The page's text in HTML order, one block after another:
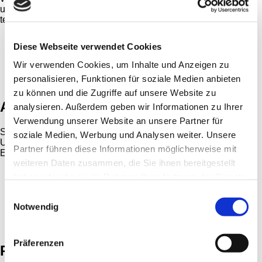
Diese Webseite verwendet Cookies
Wir verwenden Cookies, um Inhalte und Anzeigen zu
personalisieren, Funktionen für soziale Medien anbieten
zu können und die Zugriffe auf unsere Website zu
analysieren. Außerdem geben wir Informationen zu Ihrer
Verwendung unserer Website an unsere Partner für
soziale Medien, Werbung und Analysen weiter. Unsere
Partner führen diese Informationen möglicherweise mit
weiteren Daten zusammen, die Sie ihnen bereitgestellt
Notwendig
Präferenzen
um. Und nach der erfolgreichen Installation bleiben wir mit
technischem Service an Ihrer Seite.
Installieren
Service und Support
Wartung
Schulung
Anwendungsgebiete
Sie suchen noch nach einer konkreten Lösung für Ihre
Unternehmenskommunikation? Lassen Sie sich von unseren
Erfahrungen inspirieren.
Konferenzraum
Interaktives Arbeiten
Gesundheitswesen
Produkte